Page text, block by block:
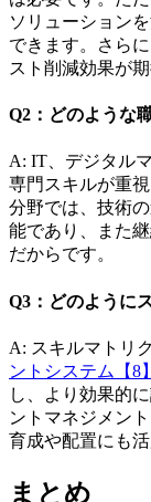
ソリューション
できます。さら
スト削減効果が期
Q2：どのような
A: IT、デジタル
専門スキルが重
分野では、技術
能であり、また
だからです。
Q3：どのように
A: スキルマトリ
ントシステム【8】
し、より効果的
ントマネジメン
育成や配置にも
まとめ